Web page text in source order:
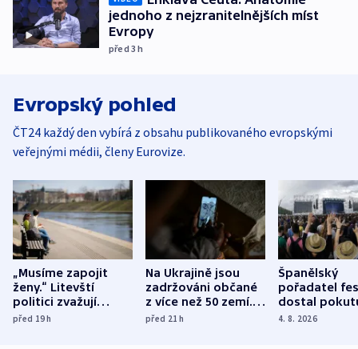
jednoho z nejzranitelnějších míst
Evropy
před 3h
Evropský pohled
ČT24 každý den vybírá z obsahu publikovaného evropskými
veřejnými médii, členy Eurovize.
„Musíme zapojit
ženy.“ Litevští
politici zvažují
dohodu o
před 19h
Na Ukrajině jsou
zadržováni občané
z více než 50 zemí.
Bojovali na straně
před 21h
Španělský
pořadatel
dostal
nekalé
4. 8. 2026